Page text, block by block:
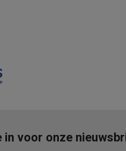
in voor onze